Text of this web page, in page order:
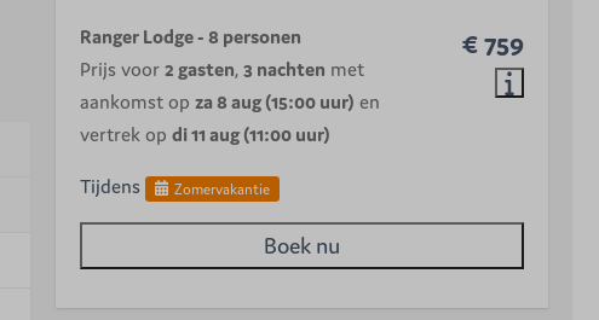
€ 759
Ranger Lodge - 8 personen
Prijs voor2 gasten,3 nachten met
aankomst opza 8 aug (15:00 uur) en
vertrek opdi 11 aug (11:00 uur)
Tijdens Zomervakantie
Boek nu